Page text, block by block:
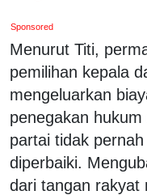
Sponsored
Menurut Titi,
pemilihan kepala
mengeluarkan
penegakan
partai tidak
diperbaiki.
dari tangan rakyat